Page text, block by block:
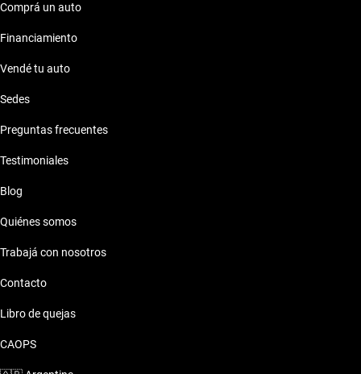
Comprá un auto
Financiamiento
Vendé tu auto
Sedes
Preguntas frecuentes
Testimoniales
Blog
Quiénes somos
Trabajá con nosotros
Contacto
Libro de quejas
CAOPS